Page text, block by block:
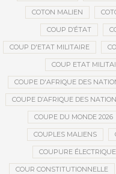
COTON MALIEN
COUP D’ÉTAT
COUP D'ETAT MILITAIRE
COUP ETAT
COUPE D'AFRIQUE DES
COUPE D’AFRIQUE DES
COUPE DU MONDE 2026
COUPLES MALIENS
COUPURE ÉLECTRIQUE
COUR CONSTITUTIONNELLE